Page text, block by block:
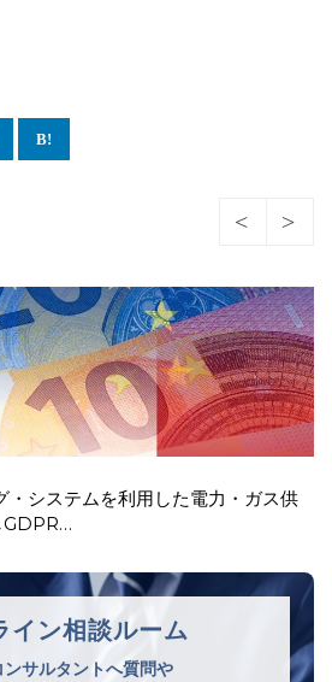
成AIモデルの開発・導入に関する
表
イン相談ルーム
ンサルタントへ質問や